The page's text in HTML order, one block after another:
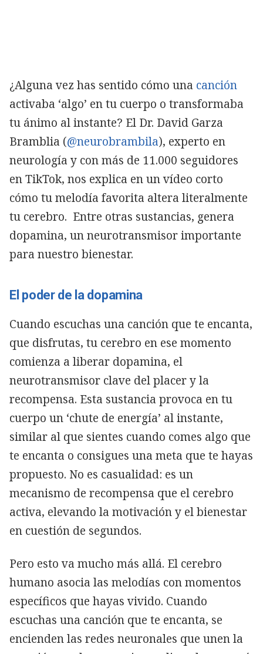
¿Alguna vez has sentido cómo una canción
activaba ‘algo’ en tu cuerpo o transformaba
tu ánimo al instante? El Dr. David Garza
Bramblia (@neurobrambila), experto en
neurología y con más de 11.000 seguidores
en TikTok, nos explica en un vídeo corto
cómo tu melodía favorita altera literalmente
tu cerebro. Entre otras sustancias, genera
dopamina, un neurotransmisor importante
para nuestro bienestar.
El poder de la dopamina
Cuando escuchas una canción que te encanta,
que disfrutas, tu cerebro en ese momento
comienza a liberar dopamina, el
neurotransmisor clave del placer y la
recompensa. Esta sustancia provoca en tu
cuerpo un ‘chute de energía’ al instante,
similar al que sientes cuando comes algo que
te encanta o consigues una meta que te hayas
propuesto. No es casualidad: es un
mecanismo de recompensa que el cerebro
activa, elevando la motivación y el bienestar
en cuestión de segundos.
Pero esto va mucho más allá. El cerebro
humano asocia las melodías con momentos
específicos que hayas vivido. Cuando
escuchas una canción que te encanta, se
encienden las redes neuronales que unen la